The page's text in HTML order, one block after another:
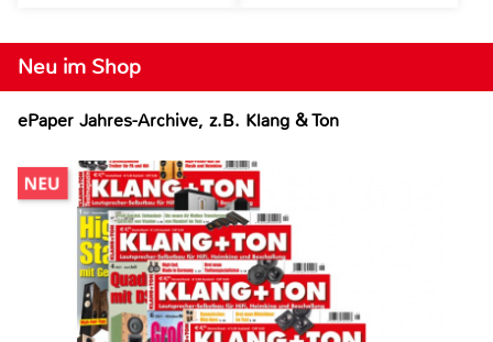
Neu im Shop
ePaper Jahres-Archive, z.B. Klang & Ton